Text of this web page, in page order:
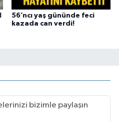
56’ncı yaş gününde feci
kazada can verdi!